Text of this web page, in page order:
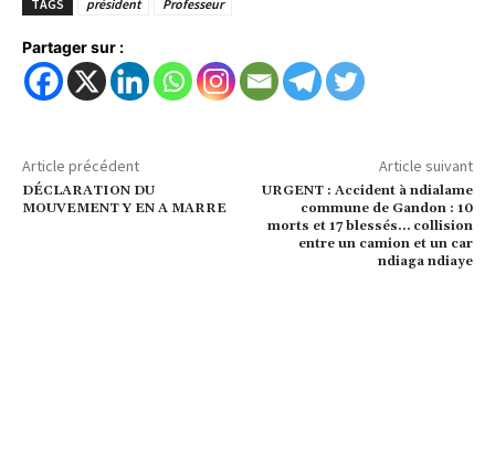
TAGS président Professeur
Partager sur :
Article précédent
DÉCLARATION DU
MOUVEMENT Y EN A MARRE
Article suivant
URGENT : Accident à ndialame
commune de Gandon : 10
morts et 17 blessés… collision
entre un camion et un car
ndiaga ndiaye